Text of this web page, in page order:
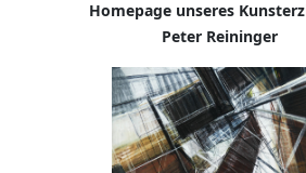
Homepage unseres
Peter Reininger